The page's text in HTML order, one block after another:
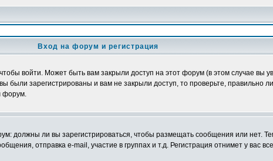
Вход на форум и регистрация
войти. Может быть вам закрыли доступ на этот форум (в этом случае вы
зарегистрированы и вам не закрыли доступ, то проверьте, правильно
форум.
должны ли вы зарегистрироваться, чтобы размещать сообщения или нет.
отправка e-mail, участие в группах и т.д. Регистрация отнимет у вас